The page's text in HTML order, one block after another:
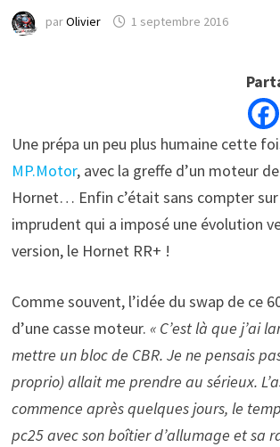
parOlivier 1 septembre 2016
Une prépa un peu plus humaine cette
MP.Motor, avec la greffe d’un moteur
Hornet… Enfin c’était sans compter
imprudent qui a imposé une évolution
version, le Hornet RR+ !
Comme souvent, l’idée du swap de ce
d’une casse moteur. « C’est là que j’ai
mettre un bloc de CBR. Je ne pensais
proprio) allait me prendre au sérieux.
commence après quelques jours, le
pc25 avec son boîtier d’allumage et sa